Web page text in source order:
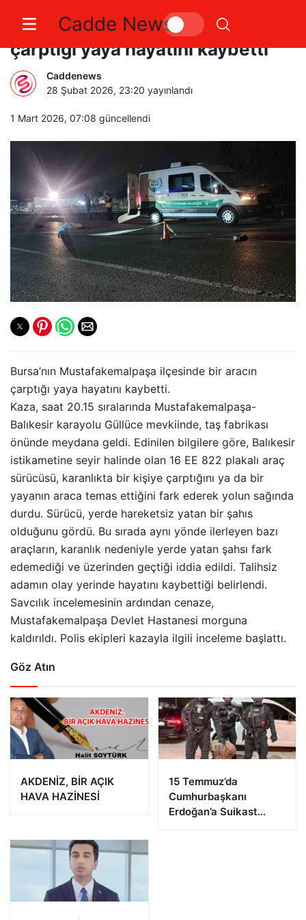
Cadde News
Mustafakemalpaşa’da aracın
çarptığı yaya hayatını kaybetti
Caddenews
28 Şubat 2026, 23:20 yayınlandı
1 Mart 2026, 07:08 güncellendi
Bursa’nın Mustafakemalpaşa ilçesinde bir aracın
çarptığı yaya hayatını kaybetti.
Kaza, saat 20.15 sıralarında Mustafakemalpaşa-
Balıkesir karayolu Güllüce mevkiinde, taş fabrikası
önünde meydana geldi. Edinilen bilgilere göre, Balıkesir
istikametine seyir halinde olan 16 EE 822 plakalı araç
sürücüsü, karanlıkta bir kişiye çarptığını ya da bir
yayanın araca temas ettiğini fark ederek yolun sağında
durdu. Sürücü, yerde hareketsiz yatan bir şahıs
olduğunu gördü. Bu sırada aynı yönde ilerleyen bazı
araçların, karanlık nedeniyle yerde yatan şahsı fark
edemediği ve üzerinden geçtiği iddia edildi. Talihsiz
adamın olay yerinde hayatını kaybettiği belirlendi.
Savcılık incelemesinin ardından cenaze,
Mustafakemalpaşa Devlet Hastanesi morguna
kaldırıldı. Polis ekipleri kazayla ilgili inceleme başlattı.
Göz Atın
AKDENİZ, BİR AÇIK
HAVA HAZİNESİ
15 Temmuz’da
Cumhurbaşkanı
Erdoğan’a Suikast